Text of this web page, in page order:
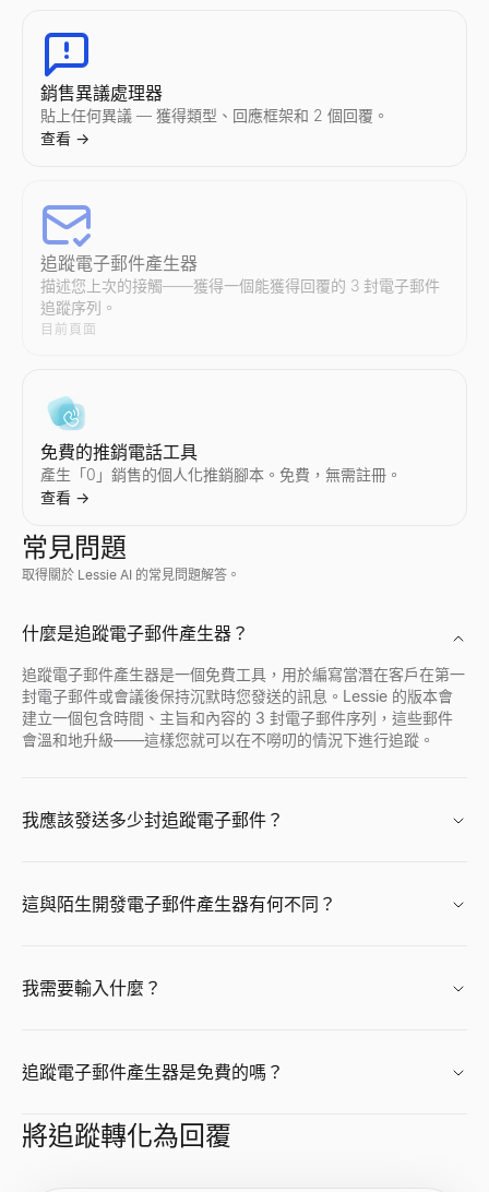
銷售異議處理器
貼上任何異議 — 獲得類型、回應框架和 2 個回覆。
查看 →
追蹤電子郵件產生器
描述您上次的接觸——獲得一個能獲得回覆的 3 封電子郵件
追蹤序列。
目前頁面
免費的推銷電話工具
產生「0」銷售的個人化推銷腳本。免費，無需註冊。
查看 →
即時查詢任意公司檔案。獲取行業、員工數、收入、融資、地址
查看→
購買訊號解碼器
查看→
查看誰正在招聘 — 來自新創公司、遠端團隊和科技公司的即時招
查看→
履歷摘要生成器
查看→
透過任何公開使用者 ID 預覽 Discord 頭像、橫幅、使用者名稱與
查看→
CPM 計算器
查看→
常見問題
取得關於 Lessie AI 的常見問題解答。
什麼是追蹤電子郵件產生器？
追蹤電子郵件產生器是一個免費工具，用於編寫當潛在客戶在第一
封電子郵件或會議後保持沉默時您發送的訊息。Lessie 的版本會
建立一個包含時間、主旨和內容的 3 封電子郵件序列，這些郵件
會溫和地升級——這樣您就可以在不嘮叨的情況下進行追蹤。
我應該發送多少封追蹤電子郵件？
這與陌生開發電子郵件產生器有何不同？
我需要輸入什麼？
追蹤電子郵件產生器是免費的嗎？
將追蹤轉化為回覆